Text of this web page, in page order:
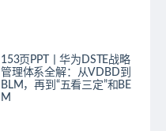
153页PPT丨华为DSTE战略
管理体系全解：从VDBD到
BLM，再到“五看三定”和BE
M